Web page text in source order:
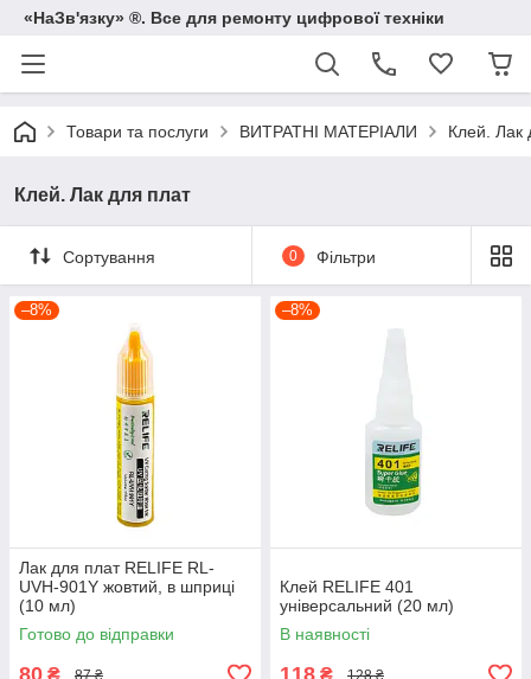
«НаЗв'язку» ®. Все для ремонту цифрової техніки
Товари та послуги ВИТРАТНІ МАТЕРІАЛИ Клей. Лак
Клей. Лак для плат
Сортування 0 Фільтри
–8%
Лак для плат RELIFE RL-
UVH-901Y жовтий, в шприці
(10 мл)
Готово до відправки
80 ₴ 87 ₴
–8%
Клей RELIFE 401
універсальний (20 мл)
В наявності
118 ₴ 128 ₴